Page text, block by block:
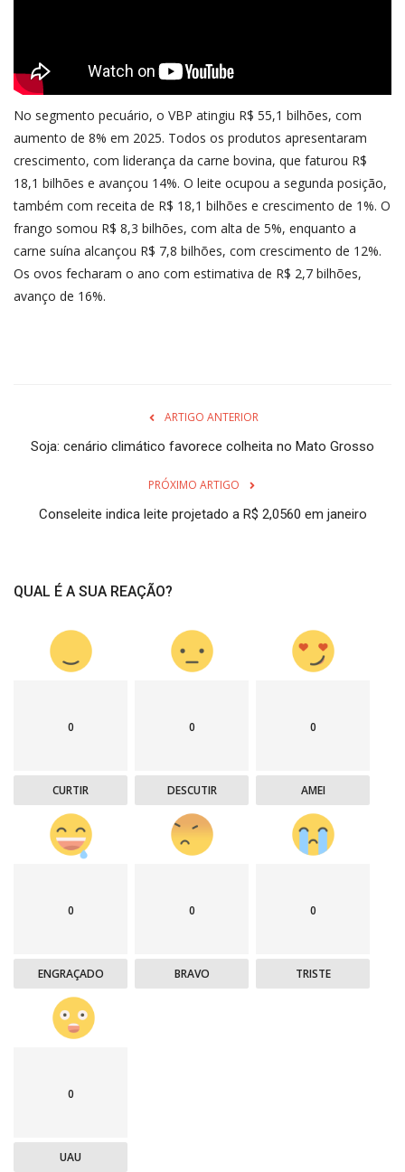
No segmento pecuário, o VBP atingiu R$ 55,1 bilhões, com
aumento de 8% em 2025. Todos os produtos apresentaram
crescimento, com liderança da carne bovina, que faturou R$
18,1 bilhões e avançou 14%. O leite ocupou a segunda posição,
também com receita de R$ 18,1 bilhões e crescimento de 1%. O
frango somou R$ 8,3 bilhões, com alta de 5%, enquanto a
carne suína alcançou R$ 7,8 bilhões, com crescimento de 12%.
Os ovos fecharam o ano com estimativa de R$ 2,7 bilhões,
avanço de 16%.
ARTIGO ANTERIOR
Soja: cenário climático favorece colheita no Mato Grosso
PRÓXIMO ARTIGO
Conseleite indica leite projetado a R$ 2,0560 em janeiro
QUAL É A SUA REAÇÃO?
0
CURTIR
0
DESCUTIR
0
AMEI
0
ENGRAÇADO
0
BRAVO
0
TRISTE
0
UAU